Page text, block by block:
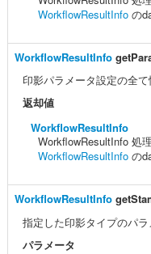
WorkflowResultInfo の
WorkflowResultInfo
印影パラメータ設定の全
返却値
WorkflowResultInfo
WorkflowResultInfo 処
WorkflowResultInfo の
WorkflowResultInfo
指定した印影タイプのパ
パラメータ